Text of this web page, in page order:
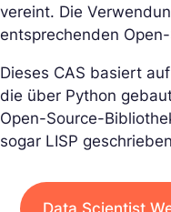
vereint. Die
entsprechenden
Dieses CAS basiert
die über Python
Open-Source-
sogar LISP